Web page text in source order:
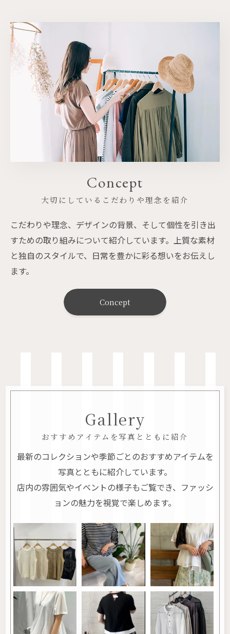
Concept
大切にしているこだわりや理念を紹介
こだわりや理念、デザインの背景、そして個性を引き出
すための取り組みについて紹介しています。上質な素材
と独自のスタイルで、日常を豊かに彩る想いをお伝えし
ます。
Concept
おすすめアイテムを写真とともに紹介
Gallery
最新のコレクションや季節ごとのおすすめアイテムを
写真とともに紹介しています。
店内の雰囲気やイベントの様子もご覧でき、ファッシ
ョンの魅力を視覚で楽しめます。